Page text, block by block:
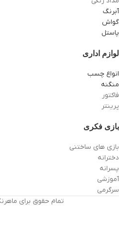
آبرنگ
گواش
پاستل
لوازم اداری
انواع چسب
منگنه
فاکتور
پرینتر
بازی فکری
بازی های ساختنی
دخترانه
پسرانه
آموزشی
سرگرمی
تمام حقوق برای